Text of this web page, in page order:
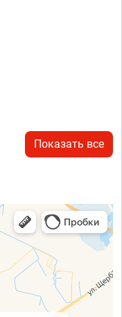
Показать все